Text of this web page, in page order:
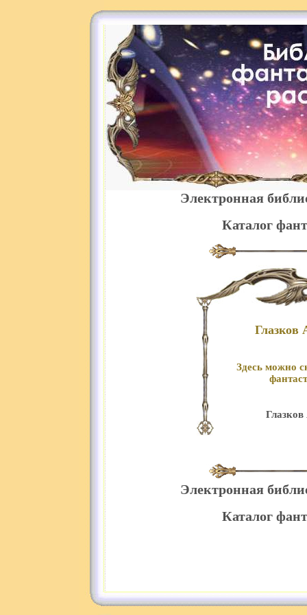
Электронная
Каталог
Глазков
Здесь можно
Электронная
Каталог